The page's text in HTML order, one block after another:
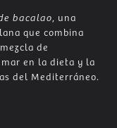
bacalao, una
que combina
de
en la dieta y la
del Mediterráneo.